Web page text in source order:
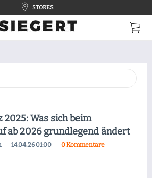
STORES
2025: Was sich beim
ab 2026 grundlegend ändert
14.04.26 01:00 0 Kommentare